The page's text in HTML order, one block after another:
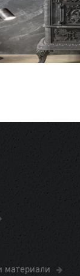
материали